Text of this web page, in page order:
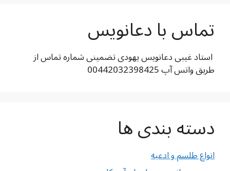
تماس با دعانویس
استاد غیبی دعانویس یهودی تضمینی شماره تماس از
طریق واتس آپ 00442032398425
دسته بندی ها
انواع طلسم و ادعیه